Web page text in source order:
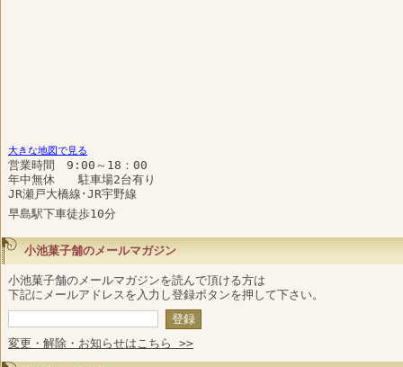
大きな地図で見る
営業時間 9:00～18：00
年中無休 駐車場2台有り
JR瀬戸大橋線･JR宇野線
早島駅下車徒歩10分
小池菓子舗のメールマガジン
小池菓子舗のメールマガジンを読んで頂ける方は
下記にメールアドレスを入力し登録ボタンを押して下さい。
変更・解除・お知らせはこちら >>